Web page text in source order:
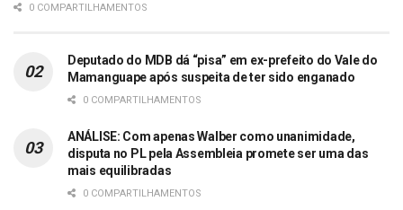
0 COMPARTILHAMENTOS
Deputado do MDB dá “pisa” em ex-prefeito do Vale do
Mamanguape após suspeita de ter sido enganado
0 COMPARTILHAMENTOS
ANÁLISE: Com apenas Walber como unanimidade,
disputa no PL pela Assembleia promete ser uma das
mais equilibradas
0 COMPARTILHAMENTOS